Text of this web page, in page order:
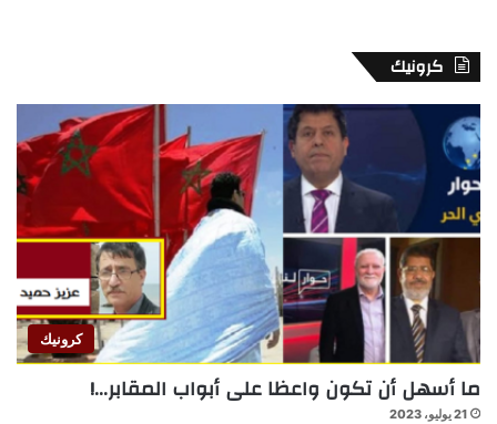
كرونيك
كرونيك
ما أسهل أن تكون واعظا على أبواب المقابر…!
21 يوليو، 2023